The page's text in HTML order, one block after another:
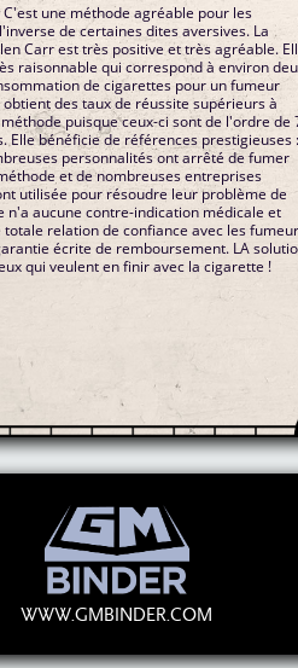
C'est une méthode agréable pour les
de certaines dites aversives. La
Carr est très positive et très agréable.
raisonnable qui correspond à environ
de cigarettes pour un fumeur
obtient des taux de réussite supérieurs à
puisque ceux-ci sont de l'ordre de
Elle bénéficie de références prestigieuses
personnalités ont arrêté de fumer
et de nombreuses entreprises
utilisée pour résoudre leur problème de
n'a aucune contre-indication médicale et
totale relation de confiance avec les
écrite de remboursement. LA
qui veulent en finir avec la cigarette !
WWW.GMBINDER.COM